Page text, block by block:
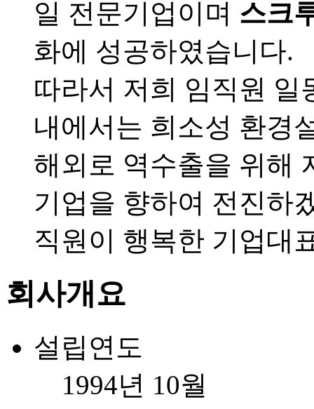
일 전문기업이며 스크
화에 성공하였습니다.
따라서 저희 임직원 일
내에서는 희소성 환경
해외로 역수출을 위해
기업을 향하여 전진하
직원이 행복한 기업대
회사개요
설립연도
1994년 10월